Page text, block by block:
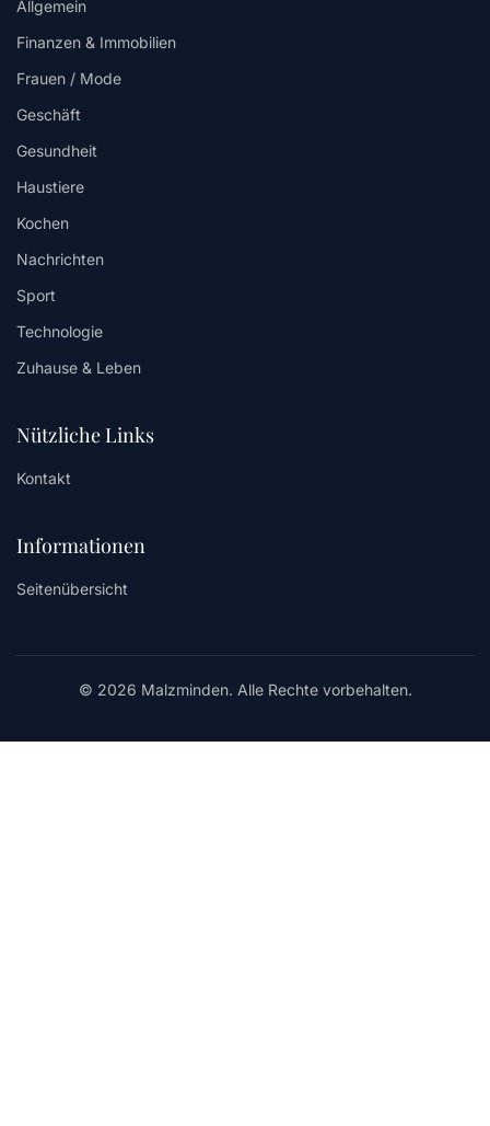
Allgemein
Finanzen & Immobilien
Frauen / Mode
Geschäft
Gesundheit
Haustiere
Kochen
Nachrichten
Sport
Technologie
Zuhause & Leben
Nützliche Links
Kontakt
Informationen
Seitenübersicht
© 2026 Malzminden. Alle Rechte vorbehalten.